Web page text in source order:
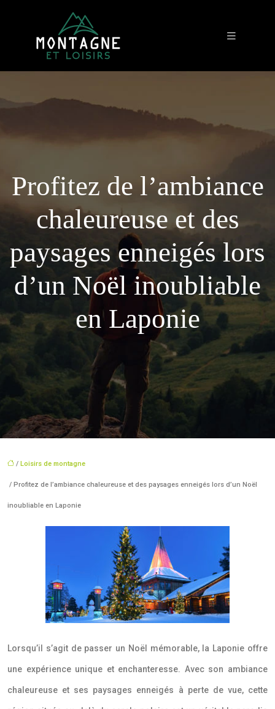
Profitez de l’ambiance
chaleureuse et des
paysages enneigés lors
d’un Noël inoubliable
en Laponie
/ Loisirs de montagne
/ Profitez de l’ambiance chaleureuse et des paysages enneigés lors d’un Noël
inoubliable en Laponie
Lorsqu’il s’agit de passer un Noël mémorable, la Laponie offre
une expérience unique et enchanteresse. Avec son ambiance
chaleureuse et ses paysages enneigés à perte de vue, cette